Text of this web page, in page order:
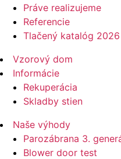
Práve realizujeme
Referencie
Tlačený katalóg 2026
Vzorový dom
Informácie
Rekuperácia
Skladby stien
Naše výhody
Parozábrana 3.
Blower door test